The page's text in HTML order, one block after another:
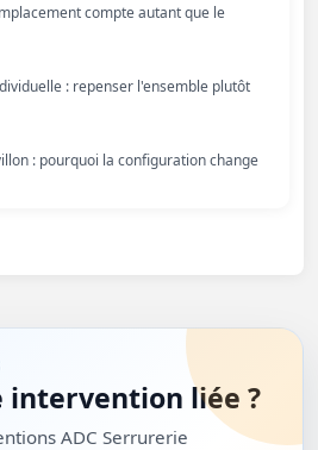
compte autant que le
: repenser l'ensemble plutôt
: pourquoi la configuration change
intervention liée ?
ADC Serrurerie